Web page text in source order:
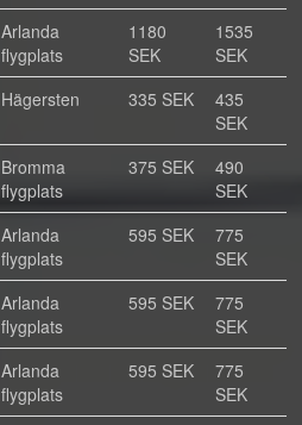
Arlanda
flygplats
1180
SEK
1535
SEK
Hägersten 335 SEK
435
SEK
Bromma
flygplats
375 SEK
490
SEK
Arlanda
flygplats
595 SEK
775
SEK
Arlanda
flygplats
595 SEK
775
SEK
Arlanda
flygplats
595 SEK
775
SEK